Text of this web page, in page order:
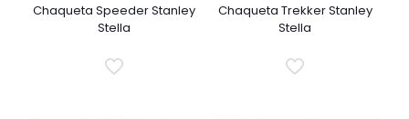
Chaqueta Speeder Stanley
Stella
Chaqueta Trekker Stanley
Stella